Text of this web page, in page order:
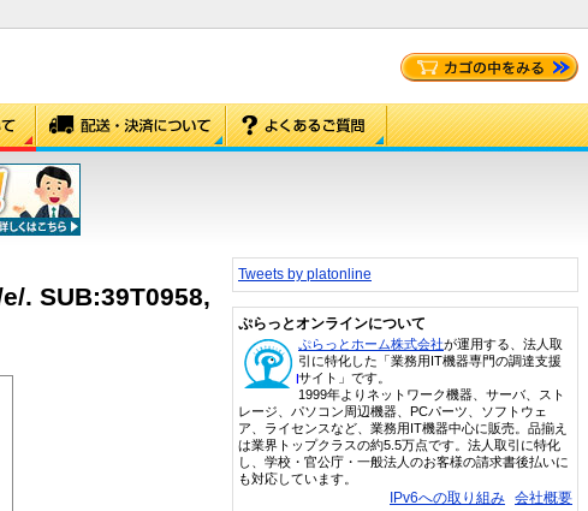
. SUB:39T0958,
Tweets by platonline
ぷらっとオンラインについて
ぷらっとホーム株式会社が運用する、法人取
引に特化した「業務用IT機器専門の調達支援
サイト」です。
1999年よりネットワーク機器、サーバ、スト
レージ、パソコン周辺機器、PCパーツ、ソフトウェ
ア、ライセンスなど、業務用IT機器中心に販売。品揃え
は業界トップクラスの約5.5万点です。法人取引に特化
し、学校・官公庁・一般法人のお客様の請求書後払いに
も対応しています。
IPv6への取り組み 会社概要